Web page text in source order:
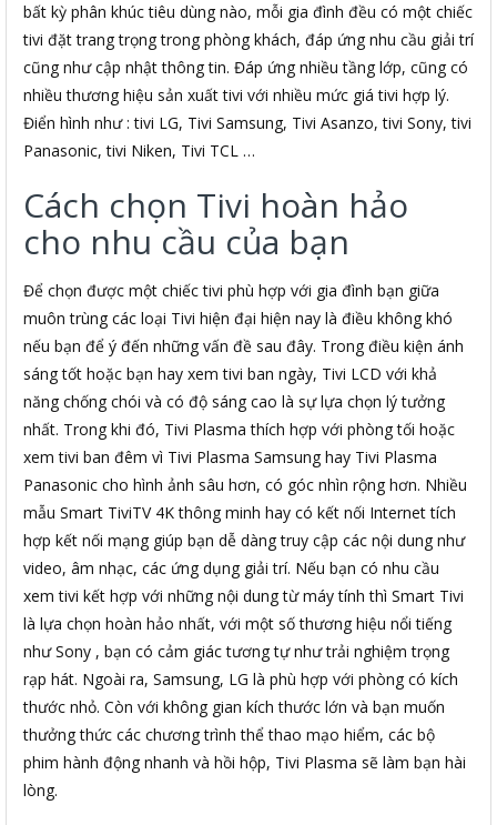
bất kỳ phân khúc tiêu dùng nào, mỗi gia đình đều có một chiếc
tivi đặt trang trọng trong phòng khách, đáp ứng nhu cầu giải trí
cũng như cập nhật thông tin. Đáp ứng nhiều tầng lớp, cũng có
nhiều thương hiệu sản xuất tivi với nhiều mức giá tivi hợp lý.
Điển hình như : tivi LG, Tivi Samsung, Tivi Asanzo, tivi Sony, tivi
Panasonic, tivi Niken, Tivi TCL …
Cách chọn Tivi hoàn hảo
cho nhu cầu của bạn
Để chọn được một chiếc tivi phù hợp với gia đình bạn giữa
muôn trùng các loại Tivi hiện đại hiện nay là điều không khó
nếu bạn để ý đến những vấn đề sau đây. Trong điều kiện ánh
sáng tốt hoặc bạn hay xem tivi ban ngày, Tivi LCD với khả
năng chống chói và có độ sáng cao là sự lựa chọn lý tưởng
nhất. Trong khi đó, Tivi Plasma thích hợp với phòng tối hoặc
xem tivi ban đêm vì Tivi Plasma Samsung hay Tivi Plasma
Panasonic cho hình ảnh sâu hơn, có góc nhìn rộng hơn. Nhiều
mẫu Smart TiviTV 4K thông minh hay có kết nối Internet tích
hợp kết nối mạng giúp bạn dễ dàng truy cập các nội dung như
video, âm nhạc, các ứng dụng giải trí. Nếu bạn có nhu cầu
xem tivi kết hợp với những nội dung từ máy tính thì Smart Tivi
là lựa chọn hoàn hảo nhất, với một số thương hiệu nổi tiếng
như Sony , bạn có cảm giác tương tự như trải nghiệm trọng
rạp hát. Ngoài ra, Samsung, LG là phù hợp với phòng có kích
thước nhỏ. Còn với không gian kích thước lớn và bạn muốn
thưởng thức các chương trình thể thao mạo hiểm, các bộ
phim hành động nhanh và hồi hộp, Tivi Plasma sẽ làm bạn hài
lòng.